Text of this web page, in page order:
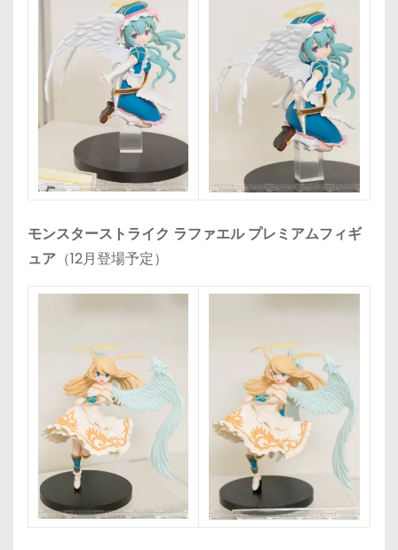
モンスターストライク ラファエル プレミアムフィギ
ュア （12月登場予定）